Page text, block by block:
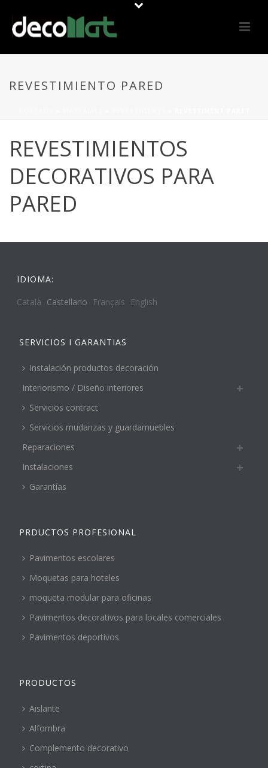
REVESTIMIENTO PARED
REVESTIMIENTOS
DECORATIVOS PARA
PARED
IDIOMA:
Català Castellano Français English
SERVICIOS I GARANTIAS
Instalación productos decoración
Interiorismo / Diseño interiores
Servicios contract
Servicios mudanzas y guardamuebles
Reparaciones
Instalaciones
Garantías
PRDUCTOS PROFESIONAL
Pavimentos escolares
Moquetas para hoteles
moqueta modular para oficinas
Pavimentos decorativos para locales comerciales
Pavimentos deportivos
PRODUCTOS
Aislante
Alfombra
Complemento decorativo